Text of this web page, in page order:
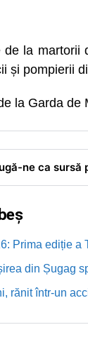
de la
și pompierii
la Garda
ne ca sursă
Prima ediție a
din Șugag
rănit într-un